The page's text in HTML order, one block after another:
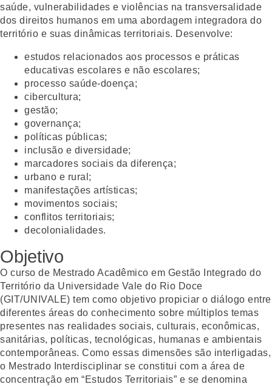
saúde, vulnerabilidades e violências na transversalidade
dos direitos humanos em uma abordagem integradora do
território e suas dinâmicas territoriais. Desenvolve:
estudos relacionados aos processos e práticas
educativas escolares e não escolares;
processo saúde-doença;
cibercultura;
gestão;
governança;
políticas públicas;
inclusão e diversidade;
marcadores sociais da diferença;
urbano e rural;
manifestações artísticas;
movimentos sociais;
conflitos territoriais;
decolonialidades.
Objetivo
O curso de Mestrado Acadêmico em Gestão Integrado do
Território da Universidade Vale do Rio Doce
(GIT/UNIVALE) tem como objetivo propiciar o diálogo entre
diferentes áreas do conhecimento sobre múltiplos temas
presentes nas realidades sociais, culturais, econômicas,
sanitárias, políticas, tecnológicas, humanas e ambientais
contemporâneas. Como essas dimensões são interligadas,
o Mestrado Interdisciplinar se constitui com a área de
concentração em “Estudos Territoriais” e se denomina